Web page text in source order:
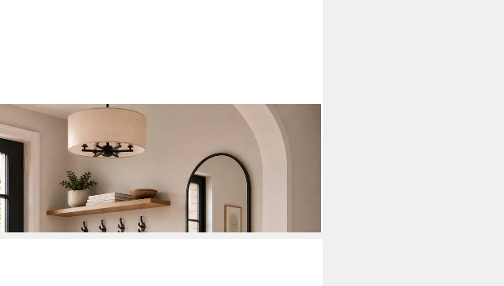
MYSPIEGEL.DE
Wandspiegel Bobby doppelt Rundbogen Spiegel mit
Schwarz Alurahmen und Befestigung
lieferbar - in 5-6 Werktagen bei dir